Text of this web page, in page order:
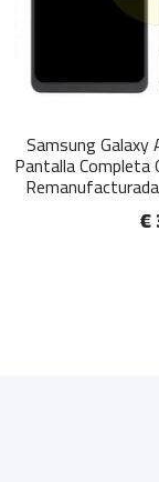
Samsung
Pantalla Completa
€